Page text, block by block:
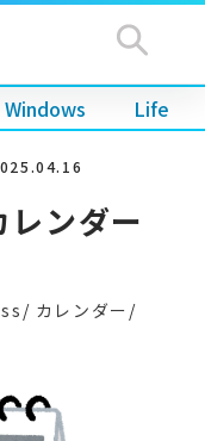
Windows Life
ンダー
/ カレンダー /